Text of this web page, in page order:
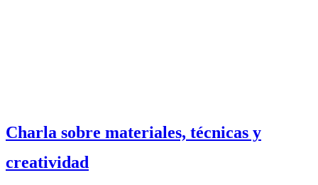
Charla sobre materiales, técnicas y
creatividad